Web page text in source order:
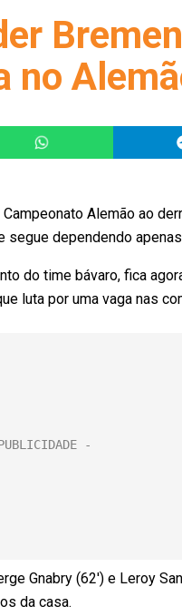
no
Alemão ao
segue dependendo
do time bávaro, fica
luta por uma vaga nas
Gnabry (62′) e Leroy
da casa.